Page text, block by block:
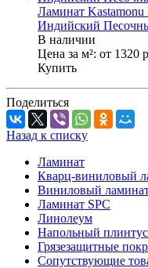
Ламинат
Индийский
В наличии
Цена за м²: от 1320
Купить
Поделиться
Назад к списку
Ламинат
Кварц-виниловый
Виниловый
Ламинат SPC
Линолеум
Напольный плинтус
Грязезащитные
Сопутствующие